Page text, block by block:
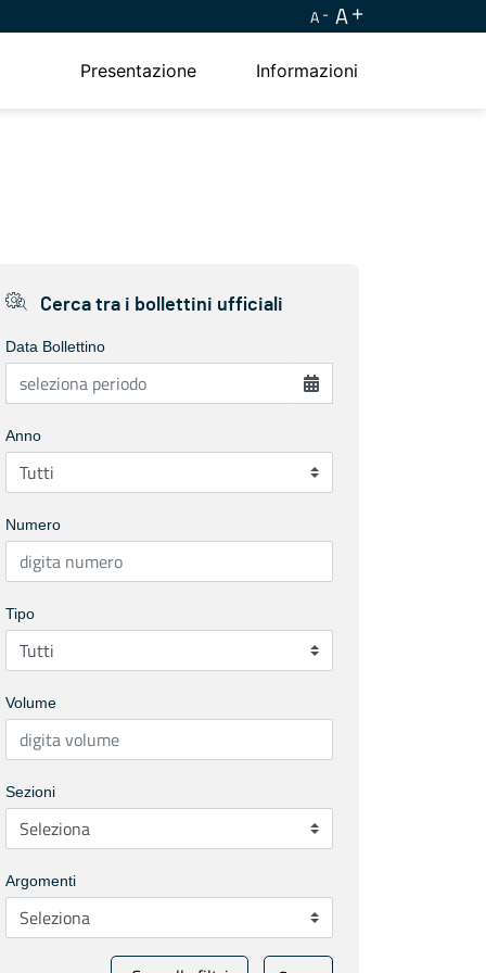
A A
Presentazione Informazioni
Cerca tra i bollettini ufficiali
Data Bollettino
Anno
Numero
Tipo
Volume
Sezioni
Argomenti